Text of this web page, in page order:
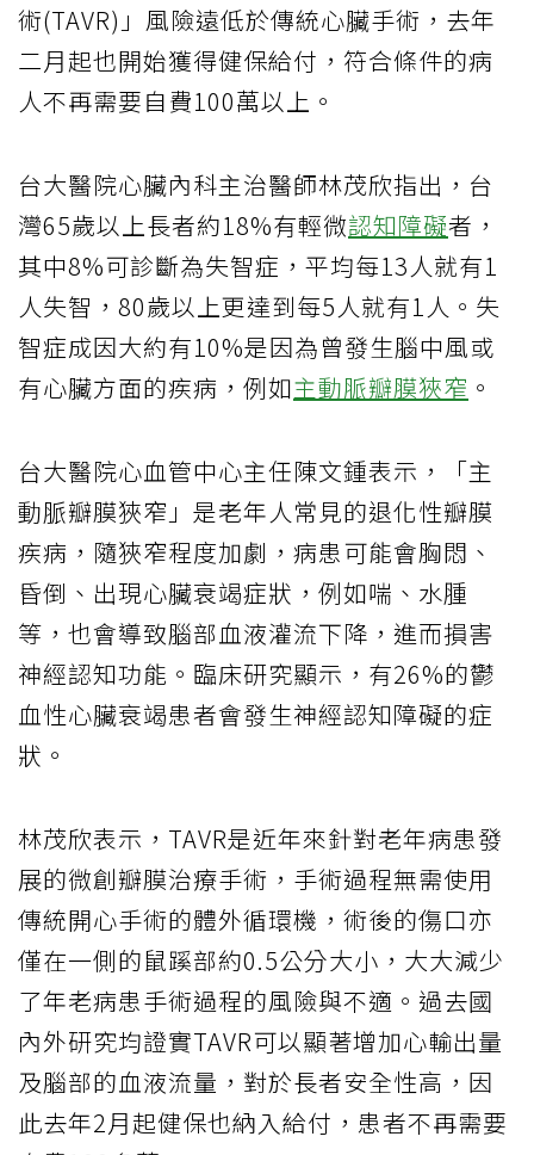
術(TAVR)」風險遠低於傳統心臟手術，去年
二月起也開始獲得健保給付，符合條件的病
人不再需要自費100萬以上。
台大醫院心臟內科主治醫師林茂欣指出，台
灣65歲以上長者約18%有輕微認知障礙者，
其中8%可診斷為失智症，平均每13人就有1
人失智，80歲以上更達到每5人就有1人。失
智症成因大約有10%是因為曾發生腦中風或
有心臟方面的疾病，例如主動脈瓣膜狹窄 。
台大醫院心血管中心主任陳文鍾表示，「主
動脈瓣膜狹窄」是老年人常見的退化性瓣膜
疾病，隨狹窄程度加劇，病患可能會胸悶、
昏倒、出現心臟衰竭症狀，例如喘、水腫
等，也會導致腦部血液灌流下降，進而損害
神經認知功能。臨床研究顯示，有26%的鬱
血性心臟衰竭患者會發生神經認知障礙的症
狀。
林茂欣表示，TAVR是近年來針對老年病患發
展的微創瓣膜治療手術，手術過程無需使用
傳統開心手術的體外循環機，術後的傷口亦
僅在一側的鼠蹊部約0.5公分大小，大大減少
了年老病患手術過程的風險與不適。過去國
內外研究均證實TAVR可以顯著增加心輸出量
及腦部的血液流量，對於長者安全性高，因
此去年2月起健保也納入給付，患者不再需要